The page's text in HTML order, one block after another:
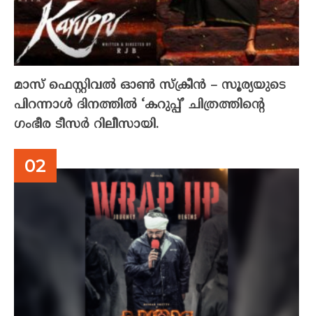
മാസ് ഫെസ്റ്റിവൽ ഓൺ സ്‌ക്രീൻ – സൂര്യയുടെ
പിറന്നാൾ ദിനത്തിൽ ‘കറുപ്പ്’ ചിത്രത്തിന്റെ
ഗംഭീര ടീസർ റിലീസായി.